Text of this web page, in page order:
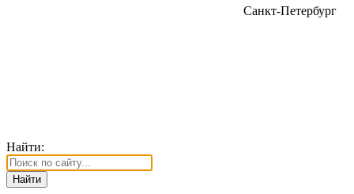
Санкт-Петербург
Найти: